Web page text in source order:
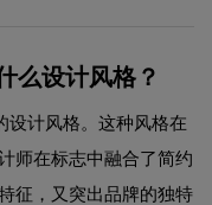
么设计风格？
设计风格。这种风格在
师在标志中融合了简约
征，又突出品牌的独特